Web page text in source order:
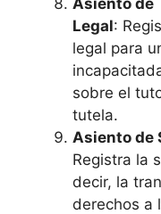
Legal:
legal para
sobre el
tutela.
Asiento de
Registra la
decir, la
derechos a